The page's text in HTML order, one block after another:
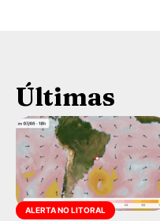
Últimas
ALERTA NO LITORAL